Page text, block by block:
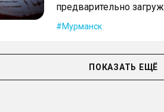
предварительно
Мурманск
ПОКАЗАТЬ ЕЩЁ